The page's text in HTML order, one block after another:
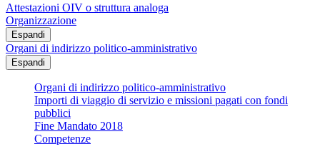
Attestazioni OIV o struttura analoga
Organizzazione
Espandi
Organi di indirizzo politico-amministrativo
Espandi
Organi di indirizzo politico-amministrativo
Importi di viaggio di servizio e missioni pagati con fondi
pubblici
Fine Mandato 2018
Competenze